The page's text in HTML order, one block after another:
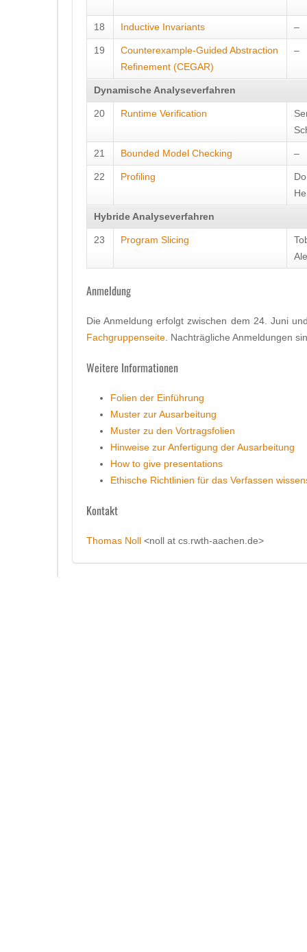
18 Inductive Invariants –
19
Counterexample-Guided Abstraction
Refinement (CEGAR)
–
Dynamische Analyseverfahren
20 Runtime Verification
21 Bounded Model Checking –
22 Profiling
Hybride Analyseverfahren
23 Program Slicing
Anmeldung
Die Anmeldung erfolgt zwischen dem 24. Juni
Fachgruppenseite . Nachträgliche Anmeldungen
Weitere Informationen
Folien der Einführung
Muster zur Ausarbeitung
Muster zu den Vortragsfolien
Hinweise zur Anfertigung der Ausarbeitung
How to give presentations
Ethische Richtlinien für das Verfassen
Kontakt
Thomas Noll <noll at cs.rwth-aachen.de>